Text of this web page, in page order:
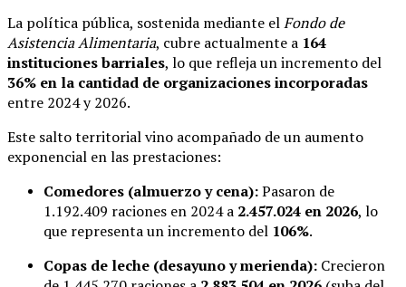
La política pública, sostenida mediante elFondo de
Asistencia Alimentaria, cubre actualmente a 164
instituciones barriales, lo que refleja un incremento del
36% en la cantidad de organizaciones incorporadas
entre 2024 y 2026.
Este salto territorial vino acompañado de un aumento
exponencial en las prestaciones:
Comedores (almuerzo y cena):Pasaron de
1.192.409 raciones en 2024 a 2.457.024 en 2026, lo
que representa un incremento del 106%.
Copas de leche (desayuno y merienda): Crecieron